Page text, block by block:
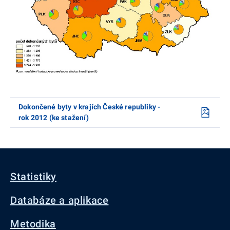
Dokončené byty v krajích České republiky -
rok 2012 (ke stažení)
Statistiky
Databáze a aplikace
Metodika